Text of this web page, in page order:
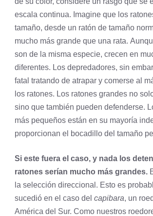
escala continua. Imagine que los
tamaño, desde un ratón de tamaño
mucho más grande que una rata.
son de la misma especie, crecen en
diferentes. Los depredadores, sin
fatal tratando de atrapar y comerse al
los ratones. Los ratones grandes no
sino que también pueden defenderse.
más pequeños están en su mayoría
proporcionan el bocadillo del tamaño
Si este fuera el caso, y nada los
ratones serían mucho más grandes.
la selección direccional. Esto es
sucedió en el caso del capibara, un
América del Sur. Como nuestros